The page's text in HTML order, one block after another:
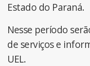
Estado do Paraná.
Nesse período
de serviços e
UEL.